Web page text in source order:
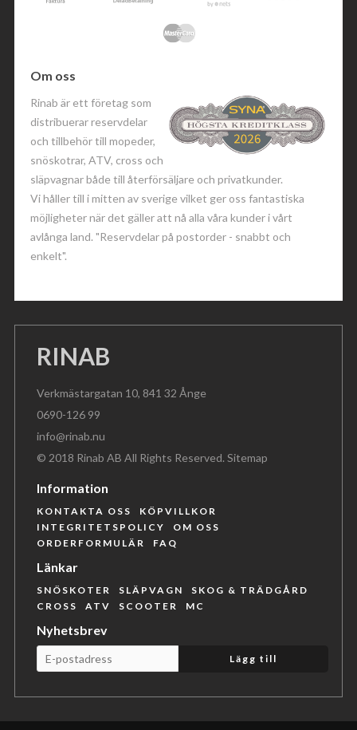
Om oss
Rinab är ett företag som
distribuerar reservdelar
och tillbehör till mopeder,
snöskotrar, ATV, cross och
släpvagnar både till återförsäljare och privatkunder.
Vi håller till i mitten av sverige vilket ger oss fantastiska
möjligheter när det gäller att nå alla våra kunder i vårt
avlånga land. "Reservdelar på postorder - snabbt och
enkelt".
RINAB
Verkmästargatan 10, 841 32 Ånge
0690-126 99
info@rinab.nu
© 2018 Rinab AB All Rights Reserved.Sitemap
Information
KONTAKTA OSS
KÖPVILLKOR
INTEGRITETSPOLICY
OM OSS
ORDERFORMULÄR
FAQ
Länkar
SNÖSKOTER SLÄPVAGN
SKOG & TRÄDGÅRD
CROSS
ATV SCOOTER MC
Nyhetsbrev
Lägg till